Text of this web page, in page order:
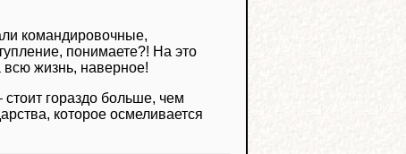
командировочные,
понимаете?! На это
всю жизнь, наверное!
стоит гораздо больше, чем
которое осмеливается